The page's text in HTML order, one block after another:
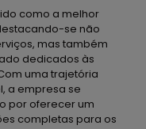
como a melhor
se não
mas também
dedicados às
uma trajetória
a empresa se
por oferecer um
completas para os